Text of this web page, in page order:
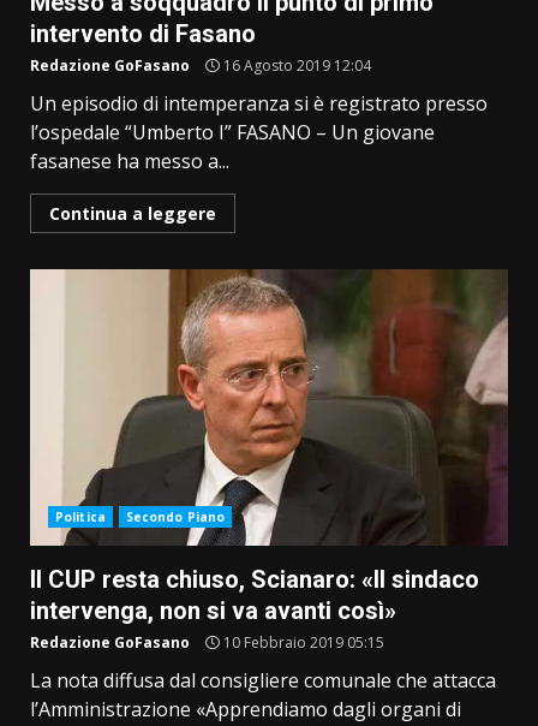
intervento di Fasano
Redazione GoFasano 16 Agosto 2019 12:04
Un episodio di intemperanza si è registrato presso
l’ospedale “Umberto I” FASANO – Un giovane
fasanese ha messo a...
Continua a leggere
Politica Secondo Piano
Il CUP resta chiuso, Scianaro: «Il sindaco
intervenga, non si va avanti così»
Redazione GoFasano 10 Febbraio 2019 05:15
La nota diffusa dal consigliere comunale che attacca
l’Amministrazione «Apprendiamo dagli organi di